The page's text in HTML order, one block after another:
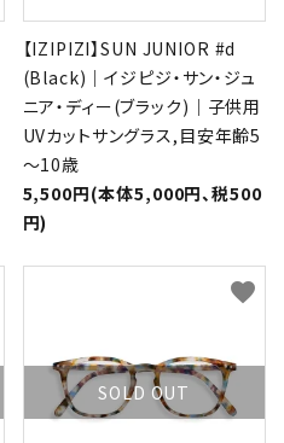
【IZIPIZI】SUN JUNIOR #d
(Black)｜イジピジ・サン・ジュ
ニア・ディー(ブラック)｜子供用
UVカットサングラス,目安年齢5
～10歳
5,500円(本体5,000円、税500
円)
SOLD OUT
favorite